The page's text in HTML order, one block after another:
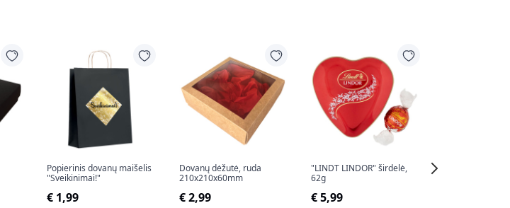
Popierinis dovanų maišelis
"Sveikinimai!"
€ 1,99
Dovanų dėžutė, ruda
210x210x60mm
€ 2,99
"LINDT LINDOR" širdelė,
62g
€ 5,99